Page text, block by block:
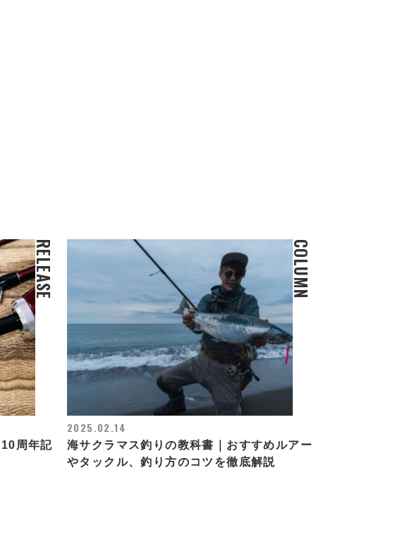
RELEASE
周年記
COLUMN
2025.02.14
海サクラマス釣りの教科書｜おすすめルアー
やタックル、釣り方のコツを徹底解説